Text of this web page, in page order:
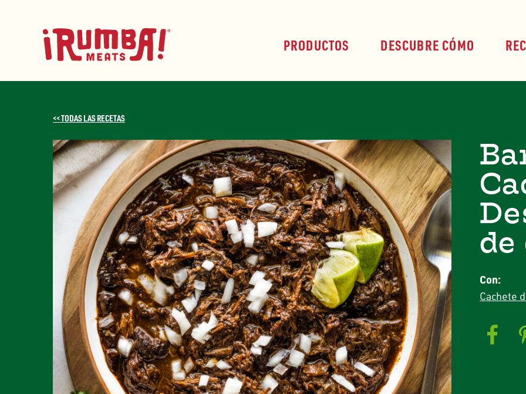
PRODUCTOS DESCUBRE CÓMO
<< TODAS LAS RECETAS
de
Con:
Cachete